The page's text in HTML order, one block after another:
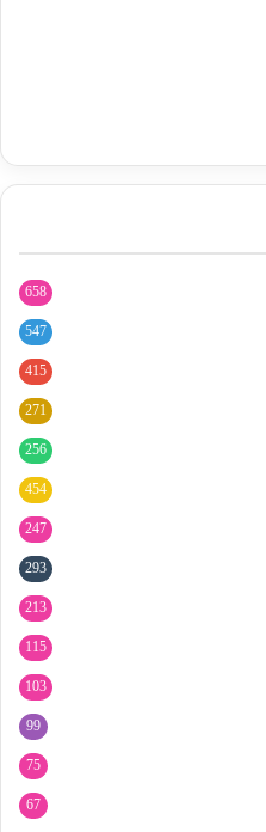
658
547
415
271
256
454
247
293
213
115
103
99
75
67